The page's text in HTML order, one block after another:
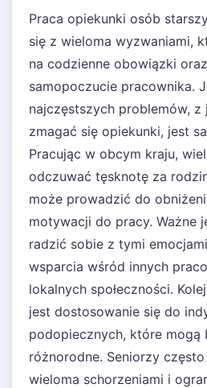
Praca opiekunki osób
się z wieloma wyzwaniami,
na codzienne obowiązki
samopoczucie pracownika.
najczęstszych problemów, z
zmagać się opiekunki, jest
Pracując w obcym kraju,
odczuwać tęsknotę za
może prowadzić do
motywacji do pracy. Ważne
radzić sobie z tymi
wsparcia wśród innych
lokalnych społeczności.
jest dostosowanie się do
podopiecznych, które mogą
różnorodne. Seniorzy
wieloma schorzeniami i